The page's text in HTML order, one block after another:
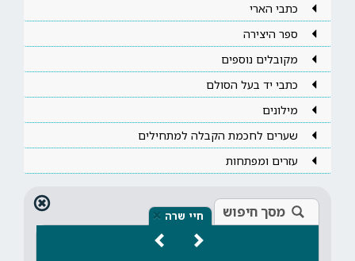
כתבי הארי
ספר היצירה
מקובלים נוספים
כתבי יד בעל הסולם
מילונים
שערים לחכמת הקבלה למתחילים
עזרים ומפתחות
מסך חיפוש חיי שרה ×